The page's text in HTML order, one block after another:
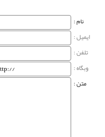
نام‌ :
ایمیل :
تلفن :
وبگاه‌ :
متن :